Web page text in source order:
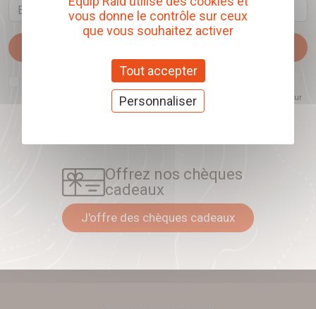
Email
J'accepte que l'ouverture des newsletters soit mesurée, afin de mieux
comprendre les sujets qui m'intéressent et d'améliorer les contenus
proposés. Ce choix est modifiable à tout moment et reste sans incidence sur
Offrez nos chèques
cadeaux
J'offre des chèques cadeaux
vous donne le contrôle sur ceux
que vous souhaitez activer
Tout accepter
Personnaliser